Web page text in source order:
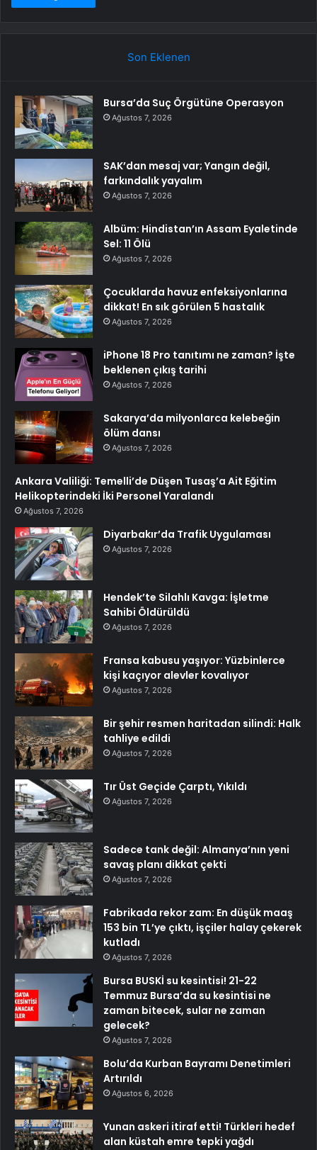
Son Eklenen
Bursa’da Suç Örgütüne Operasyon
Ağustos 7, 2026
SAK’dan mesaj var; Yangın değil,
farkındalık yayalım
Ağustos 7, 2026
Albüm: Hindistan’ın Assam Eyaletinde
Sel: 11 Ölü
Ağustos 7, 2026
Çocuklarda havuz enfeksiyonlarına
dikkat! En sık görülen 5 hastalık
Ağustos 7, 2026
iPhone 18 Pro tanıtımı ne zaman? İşte
beklenen çıkış tarihi
Ağustos 7, 2026
Sakarya’da milyonlarca kelebeğin
ölüm dansı
Ağustos 7, 2026
Ankara Valiliği: Temelli’de Düşen Tusaş’a Ait Eğitim
Helikopterindeki İki Personel Yaralandı
Ağustos 7, 2026
Diyarbakır’da Trafik Uygulaması
Ağustos 7, 2026
Hendek’te Silahlı Kavga: İşletme
Sahibi Öldürüldü
Ağustos 7, 2026
Fransa kabusu yaşıyor: Yüzbinlerce
kişi kaçıyor alevler kovalıyor
Ağustos 7, 2026
Bir şehir resmen haritadan silindi: Halk
tahliye edildi
Ağustos 7, 2026
Tır Üst Geçide Çarptı, Yıkıldı
Ağustos 7, 2026
Sadece tank değil: Almanya’nın yeni
savaş planı dikkat çekti
Ağustos 7, 2026
Fabrikada rekor zam: En düşük maaş
153 bin TL’ye çıktı, işçiler halay çekerek
kutladı
Ağustos 7, 2026
Bursa BUSKİ su kesintisi! 21-22
Temmuz Bursa’da su kesintisi ne
zaman bitecek, sular ne zaman
gelecek?
Ağustos 7, 2026
Bolu’da Kurban Bayramı Denetimleri
Artırıldı
Ağustos 6, 2026
Yunan askeri itiraf etti! Türkleri hedef
alan küstah emre tepki yağdı